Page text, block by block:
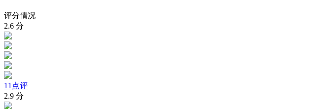
评分情况
2.6 分
11点评
2.9 分